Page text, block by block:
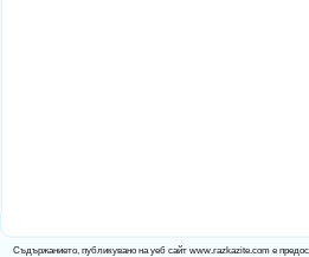
Съдържанието, публикувано на уеб сайт www.razkazite.com е